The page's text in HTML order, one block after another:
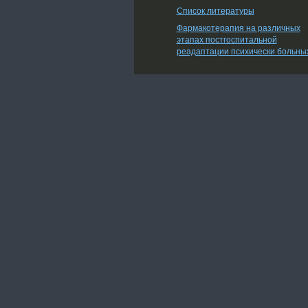
Список литературы
Фармакотерапия на различных
этапах постгоспитальной
реадаптации психически